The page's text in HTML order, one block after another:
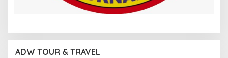
ADW TOUR & TRAVEL